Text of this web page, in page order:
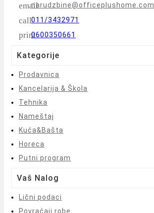
emailnarudzbine@officeplushome.com
call011/3432971
print0600350661
Kategorije
Prodavnica
Kancelarija & Škola
Tehnika
Nameštaj
Kuća&Bašta
Horeca
Putni program
Vaš Nalog
Lični podaci
Povraćaji robe